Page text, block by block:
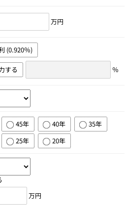
万円
(0.920％)
する ％
45年 40年
35年
25年 20年
万円